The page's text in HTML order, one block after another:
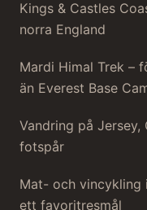
Kings & Castles
norra England
Mardi Himal Trek –
än Everest Base
Vandring på Jersey,
fotspår
Mat- och vincykling
ett favoritresmål